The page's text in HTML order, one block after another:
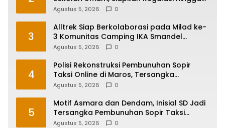
Tim Khusus
Agustus 5, 2026 0
3
Alltrek Siap Berkolaborasi pada Milad ke-
3 Komunitas Camping IKA Smandel
Makassar di Malino
Agustus 5, 2026 0
4
Polisi Rekonstruksi Pembunuhan Sopir
Taksi Online di Maros, Tersangka
Peragakan 24 Adegan
Agustus 5, 2026 0
5
Motif Asmara dan Dendam, Inisial SD Jadi
Tersangka Pembunuhan Sopir Taksi
Online di Maros
Agustus 5, 2026 0